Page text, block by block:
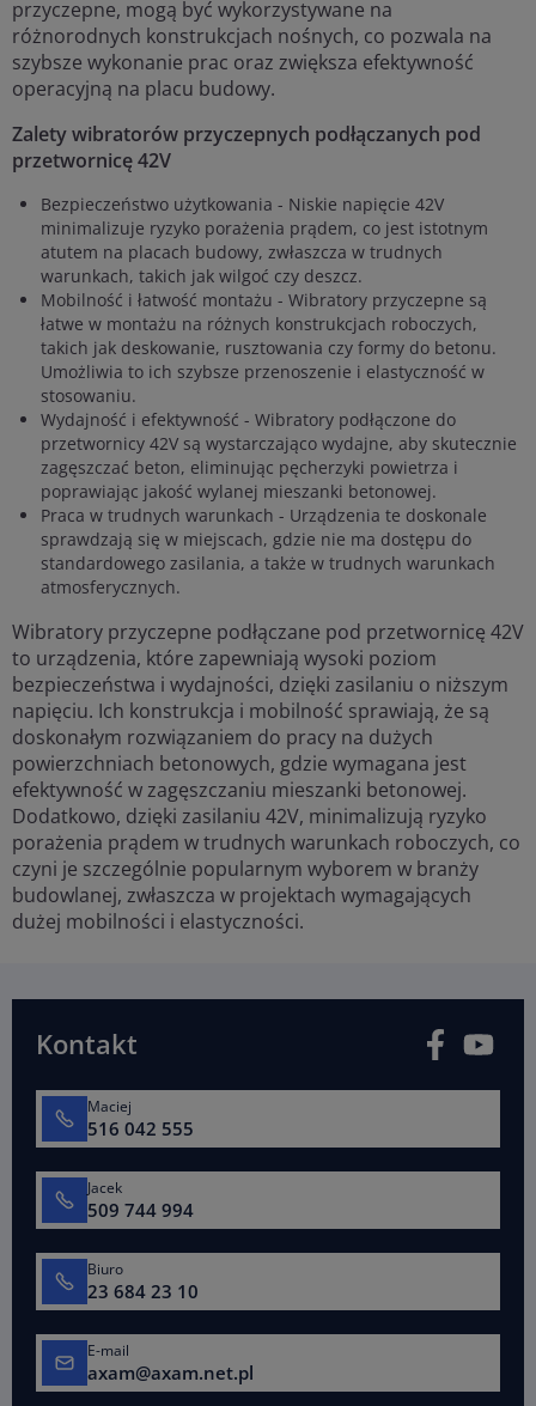
przyczepne, mogą być wykorzystywane na
różnorodnych konstrukcjach nośnych, co pozwala na
szybsze wykonanie prac oraz zwiększa efektywność
operacyjną na placu budowy.
Zalety wibratorów przyczepnych podłączanych pod
przetwornicę 42V
Bezpieczeństwo użytkowania - Niskie napięcie 42V
minimalizuje ryzyko porażenia prądem, co jest istotnym
atutem na placach budowy, zwłaszcza w trudnych
warunkach, takich jak wilgoć czy deszcz.
Mobilność i łatwość montażu - Wibratory przyczepne są
łatwe w montażu na różnych konstrukcjach roboczych,
takich jak deskowanie, rusztowania czy formy do betonu.
Umożliwia to ich szybsze przenoszenie i elastyczność w
stosowaniu.
Wydajność i efektywność - Wibratory podłączone do
przetwornicy 42V są wystarczająco wydajne, aby skutecznie
zagęszczać beton, eliminując pęcherzyki powietrza i
poprawiając jakość wylanej mieszanki betonowej.
Praca w trudnych warunkach - Urządzenia te doskonale
sprawdzają się w miejscach, gdzie nie ma dostępu do
standardowego zasilania, a także w trudnych warunkach
atmosferycznych.
Wibratory przyczepne podłączane pod przetwornicę 42V
to urządzenia, które zapewniają wysoki poziom
bezpieczeństwa i wydajności, dzięki zasilaniu o niższym
napięciu. Ich konstrukcja i mobilność sprawiają, że są
doskonałym rozwiązaniem do pracy na dużych
powierzchniach betonowych, gdzie wymagana jest
efektywność w zagęszczaniu mieszanki betonowej.
Dodatkowo, dzięki zasilaniu 42V, minimalizują ryzyko
porażenia prądem w trudnych warunkach roboczych, co
czyni je szczególnie popularnym wyborem w branży
budowlanej, zwłaszcza w projektach wymagających
dużej mobilności i elastyczności.
Kontakt Facebook
Maciej
516 042 555
Jacek
509 744 994
Biuro
23 684 23 10
E-mail
axam@axam.net.pl